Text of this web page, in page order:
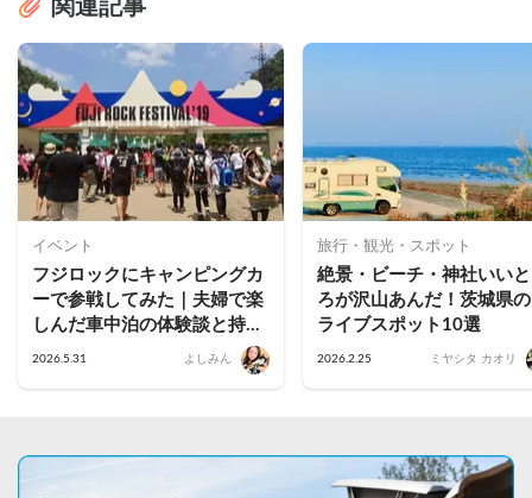
関連記事
イベント
フジロックにキャンピングカ
ーで参戦してみた｜夫婦で楽
しんだ車中泊の体験談と持ち
2026.5.31 よしみん
旅行・観光・スポット
絶景・ビーチ・神社いい
ろが沢山あんだ！茨城県
ライブスポット10選
2026.2.25 ミヤシタ カオリ